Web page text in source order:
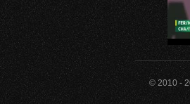
© 2010 -